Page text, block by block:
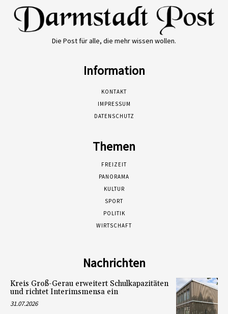
Die Post für alle, die mehr wissen wollen.
Information
KONTAKT
IMPRESSUM
DATENSCHUTZ
Themen
FREIZEIT
PANORAMA
KULTUR
SPORT
POLITIK
WIRTSCHAFT
Nachrichten
Kreis Groß-Gerau erweitert Schulkapazitäten
und richtet Interimsmensa ein
31.07.2026